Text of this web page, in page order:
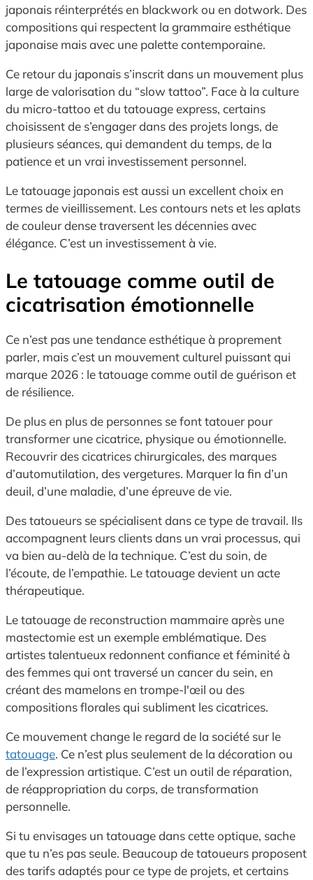
japonais réinterprétés en blackwork ou en dotwork. Des
compositions qui respectent la grammaire esthétique
japonaise mais avec une palette contemporaine.
Ce retour du japonais s’inscrit dans un mouvement plus
large de valorisation du “slow tattoo”. Face à la culture
du micro-tattoo et du tatouage express, certains
choisissent de s’engager dans des projets longs, de
plusieurs séances, qui demandent du temps, de la
patience et un vrai investissement personnel.
Le tatouage japonais est aussi un excellent choix en
termes de vieillissement. Les contours nets et les aplats
de couleur dense traversent les décennies avec
élégance. C’est un investissement à vie.
Le tatouage comme outil de
cicatrisation émotionnelle
Ce n’est pas une tendance esthétique à proprement
parler, mais c’est un mouvement culturel puissant qui
marque 2026 : le tatouage comme outil de guérison et
de résilience.
De plus en plus de personnes se font tatouer pour
transformer une cicatrice, physique ou émotionnelle.
Recouvrir des cicatrices chirurgicales, des marques
d’automutilation, des vergetures. Marquer la fin d’un
deuil, d’une maladie, d’une épreuve de vie.
Des tatoueurs se spécialisent dans ce type de travail. Ils
accompagnent leurs clients dans un vrai processus, qui
va bien au-delà de la technique. C’est du soin, de
l’écoute, de l’empathie. Le tatouage devient un acte
thérapeutique.
Le tatouage de reconstruction mammaire après une
mastectomie est un exemple emblématique. Des
artistes talentueux redonnent confiance et féminité à
des femmes qui ont traversé un cancer du sein, en
créant des mamelons en trompe-l'œil ou des
compositions florales qui subliment les cicatrices.
Ce mouvement change le regard de la société sur le
tatouage. Ce n’est plus seulement de la décoration ou
de l’expression artistique. C’est un outil de réparation,
de réappropriation du corps, de transformation
personnelle.
Si tu envisages un tatouage dans cette optique, sache
que tu n’es pas seule. Beaucoup de tatoueurs proposent
des tarifs adaptés pour ce type de projets, et certains